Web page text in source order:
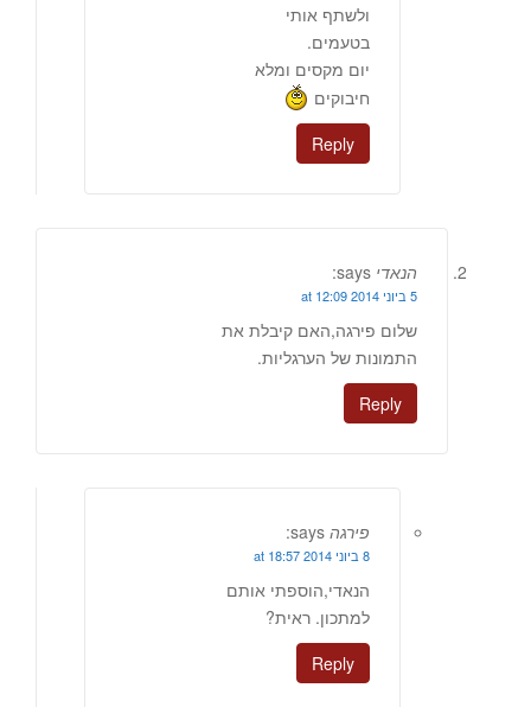
ולשתף אותי
בטעמים.
יום מקסים ומלא
חיבוקים
Reply
הנאדי says:
5 ביוני 2014 at 12:09
שלום פירגה,האם קיבלת את
התמונות של הערגליות.
Reply
פירגה says:
8 ביוני 2014 at 18:57
הנאדי,הוספתי אותם
למתכון. ראית?
Reply